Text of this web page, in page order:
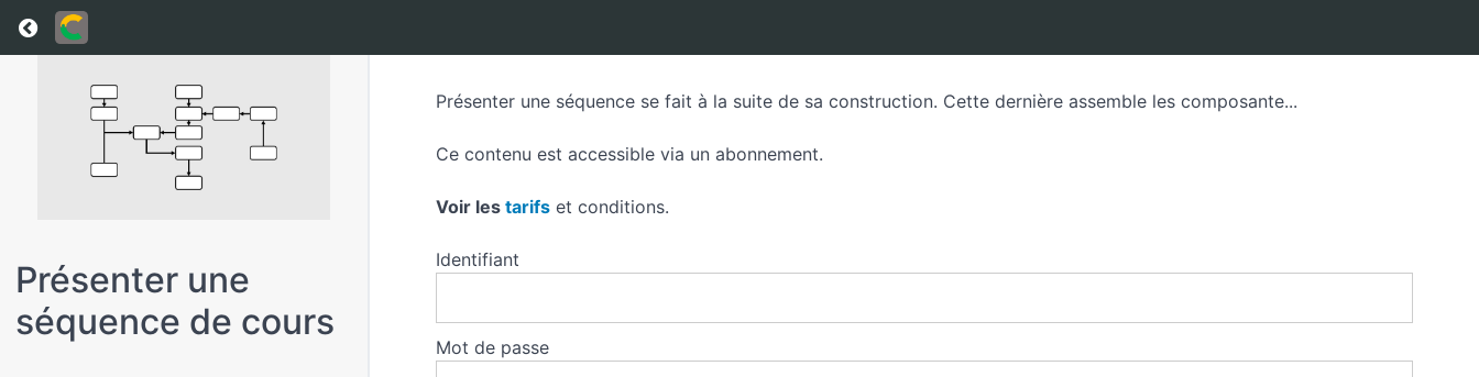
Return to all courses
Présenter une
séquence de cours
Présenter une séquence se fait à la suite de sa construction. Cette dernière assemble les composante...
Ce contenu est accessible via un abonnement.
Voir les tarifs et conditions.
Identifiant
Mot de passe